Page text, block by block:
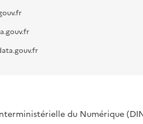
du Numérique